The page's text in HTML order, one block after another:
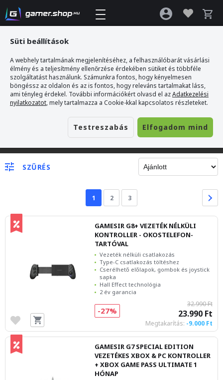
SZŰRÉS
1 2 3
GAMESIR G8+ VEZETÉK NÉLKÜLI
KONTROLLER - OKOSTELEFON-
TARTÓVAL
Vezeték nélküli csatlakozás
Type-C csatlakozás töltéshez
Cserélhető előlapok, gombok és joystick
sapka
Hall Effect technológia
2 év garancia
32.990 Ft
23.990 Ft
Megtakarítás: -9.000 Ft
-27%
GAMESIR G7 SPECIAL EDITION
VEZETÉKES XBOX & PC KONTROLLER
+ XBOX GAME PASS ULTIMATE 1
HÓNAP
Süti beállítások
A webhely tartalmának megjelenítéséhez, a felhasználóbarát vásárlási
élmény és a teljesítmény ellenőrzése érdekében sütiket és többféle
szolgáltatást használunk. Számunkra fontos, hogy kényelmesen
böngéssz az oldalon és az is fontos, hogy releváns tartalmakat láss,
ami tényleg érdekel. További információkért olvasd el azAdatkezelési
nyilatkozatot, mely tartalmazza a Cookie-kkal kapcsolatos részleteket.
Testreszabás Elfogadom mind